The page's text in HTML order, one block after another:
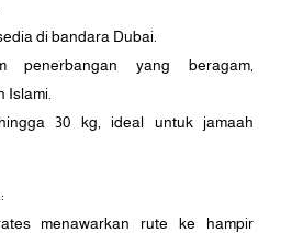
di bandara Dubai.
penerbangan yang beragam,
Islami.
30 kg, ideal untuk jamaah
:
menawarkan rute ke hampir